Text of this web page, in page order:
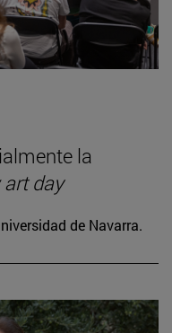
la
day
de Navarra.